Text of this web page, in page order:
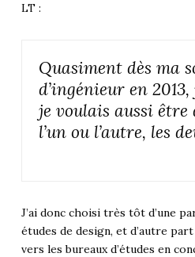
LT :
Quasiment dès ma
d’ingénieur en 2013,
je voulais aussi être
l’un ou l’autre, les
J’ai donc choisi très tôt d’une
études de design, et d’autre
vers les bureaux d’études en